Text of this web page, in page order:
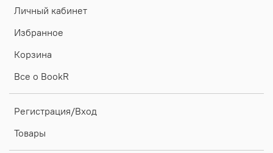
Личный кабинет
Избранное
Корзина
Все о BookR
Регистрация/Вход
Товары